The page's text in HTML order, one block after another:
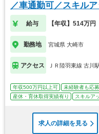
／車通勤可／スキル
給与 【年収】514万円
勤務地 宮城県 大崎市
アクセス ＪＲ陸羽東線 古川
年収500万円以上可 未経験者も応
産休・育休取得実績有り
スキルア
求人の詳細を見る